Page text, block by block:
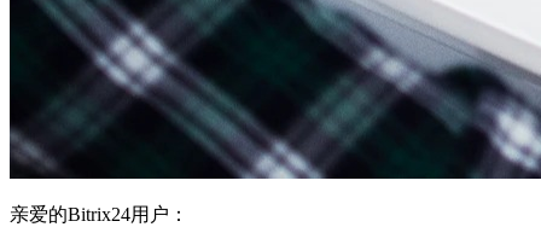
亲爱的Bitrix24用户：